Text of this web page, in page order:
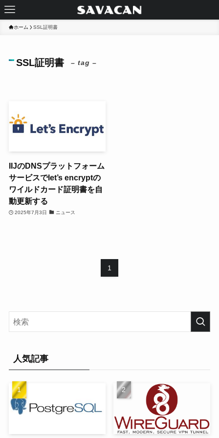
ホーム SSL証明書
SSL証明書 – tag –
IIJのDNSプラットフォーム
サービスでlet’s encryptの
ワイルドカード証明書を自
動更新する
2025年7月3日 ニュース
1
人気記事